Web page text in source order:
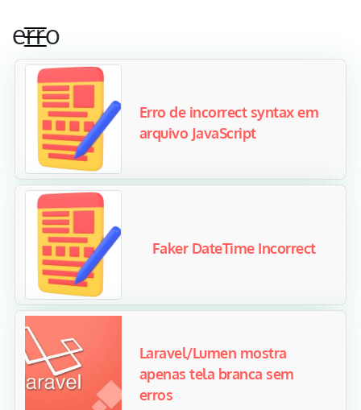
erro
Erro de incorrect syntax em
arquivo JavaScript
Faker DateTime Incorrect
Laravel/Lumen mostra
apenas tela branca sem
erros